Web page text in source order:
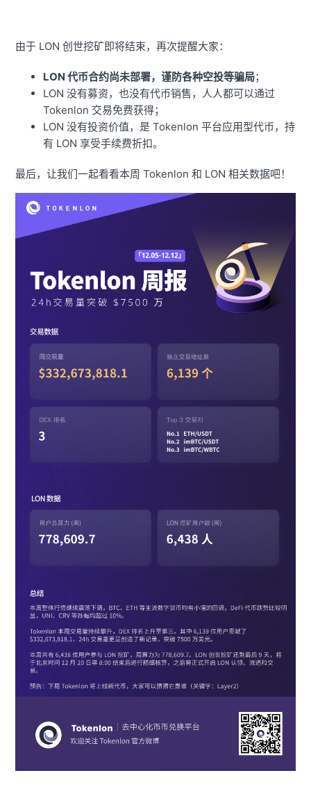
由于 LON 创世挖矿即将结束，再次提醒大家：
LON 代币合约尚未部署，谨防各种空投等骗局；
LON 没有募资，也没有代币销售，人人都可以通过
Tokenlon 交易免费获得；
LON 没有投资价值，是 Tokenlon 平台应用型代币，持
有 LON 享受手续费折扣。
最后，让我们一起看看本周 Tokenlon 和 LON 相关数据吧！